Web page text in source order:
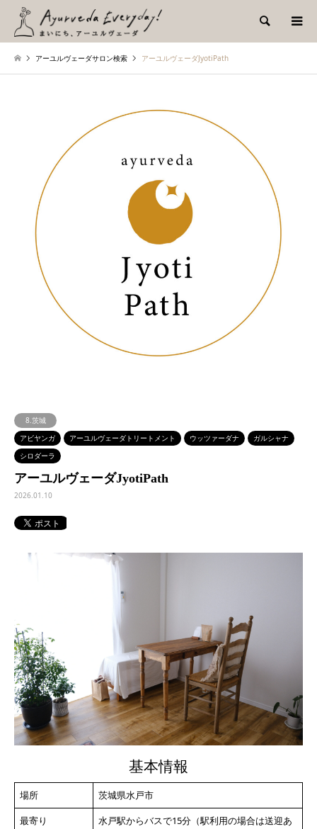
検索
アーユルヴェーダサロン検索 アーユルヴェーダJyotiPath
8.茨城
アビヤンガ
アーユルヴェーダトリートメント ウッツァーダナ
ガルシャナ
シロダーラ
アーユルヴェーダJyotiPath
2026.01.10
基本情報
場所
茨城県水戸市
最寄り
水戸駅からバスで15分（駅利用の場合は送迎あ